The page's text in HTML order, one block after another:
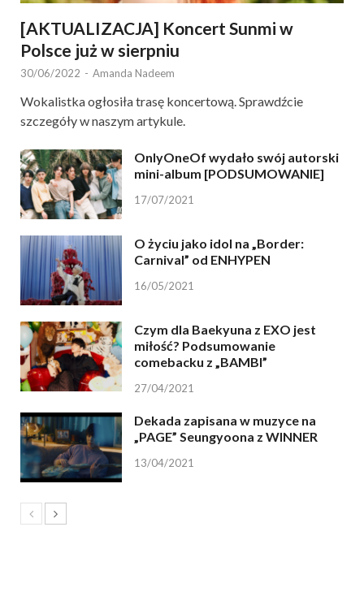
[AKTUALIZACJA] Koncert Sunmi w
Polsce już w sierpniu
30/06/2022 - Amanda Nadeem
Wokalistka ogłosiła trasę koncertową. Sprawdźcie
szczegóły w naszym artykule.
OnlyOneOf wydało swój autorski
mini-album [PODSUMOWANIE]
17/07/2021
O życiu jako idol na „Border:
Carnival” od ENHYPEN
16/05/2021
Czym dla Baekyuna z EXO jest
miłość? Podsumowanie
comebacku z „BAMBI”
27/04/2021
Dekada zapisana w muzyce na
„PAGE” Seungyoona z WINNER
13/04/2021